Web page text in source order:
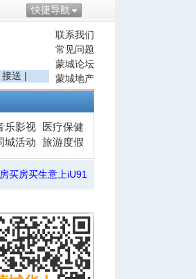
快捷导航
联系我们
常见问题
蒙城论坛
蒙城地产
接送 |
乐影视
医疗保健
城活动 旅游度假
买房买生意上iU91